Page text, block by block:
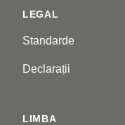
LEGAL
Standarde
Declarații
LIMBA